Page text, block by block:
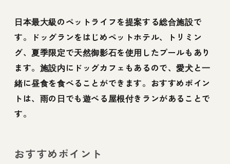
日本最大級のペットライフを提案する総合施設で
す。ドッグランをはじめペットホテル、トリミン
グ、夏季限定で天然御影石を使用したプールもあり
ます。施設内にドッグカフェもあるので、愛犬と一
緒に昼食を食べることができます。おすすめポイン
トは、雨の日でも遊べる屋根付きランがあることで
す。
おすすめポイント